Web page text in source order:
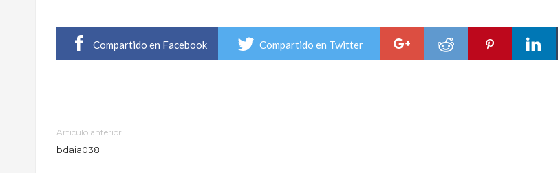
Compartido en Facebook Compartido en Twitter
Articulo anterior
bdaia038